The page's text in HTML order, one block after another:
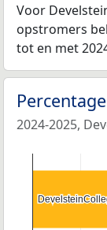
Voor
opstromers
tot en met
2024-2025,